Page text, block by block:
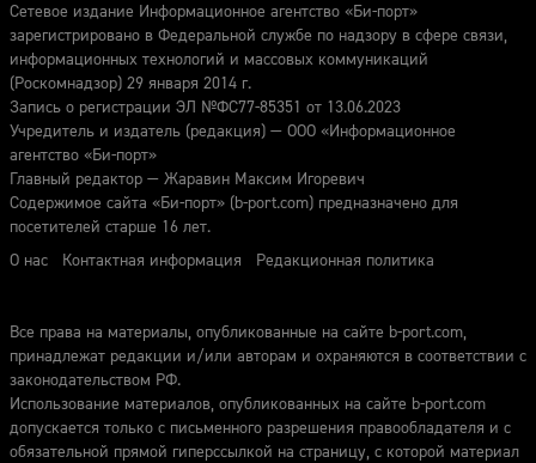
Сетевое издание Информационное агентство «Би-порт»
зарегистрировано в Федеральной службе по надзору в сфере связи,
информационных технологий и массовых коммуникаций
(Роскомнадзор) 29 января 2014 г.
Запись о регистрации ЭЛ №ФС77-85351 от 13.06.2023
Учредитель и издатель (редакция) — ООО «Информационное
агентство «Би-порт»
Главный редактор — Жаравин Максим Игоревич
Содержимое сайта «Би-порт» (b-port.com) предназначено для
посетителей старше 16 лет.
О нас
Контактная информация Редакционная политика
Все права на материалы, опубликованные на сайте b-port.com,
принадлежат редакции и/или авторам и охраняются в соответствии с
законодательством РФ.
Использование материалов, опубликованных на сайте b-port.com
допускается только с письменного разрешения правообладателя и с
обязательной прямой гиперссылкой на страницу, с которой материал